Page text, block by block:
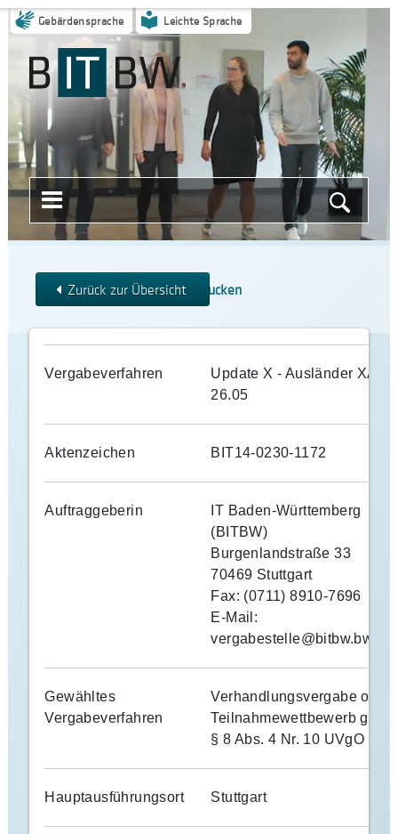
Gebärdensprache Leichte Sprache
Menü
öffnen
Suche
starten
Zurück zur Übersicht Drucken
X
-
Ausländer
26.05
Vergabeverfahren
Update X - Ausländer XA
26.05
Aktenzeichen BIT14-0230-1172
Auftraggeberin
IT Baden-Württemberg
(BITBW)
Burgenlandstraße 33
70469 Stuttgart
Fax: (0711) 8910-7696
E-Mail:
vergabestelle@bitbw.bwl.de
Gewähltes
Vergabeverfahren
Verhandlungsvergabe ohne
Teilnahmewettbewerb gem.
§ 8 Abs. 4 Nr. 10 UVgO
Hauptausführungsort Stuttgart